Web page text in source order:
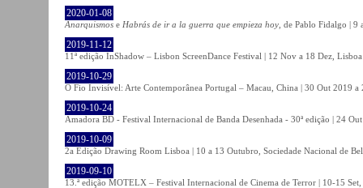
2020-01-08
Anarquismos e Habrás de ir a la guerra que empieza hoy , de Pablo Fidalgo |
2019-11-12
11ª edição InShadow – Lisbon ScreenDance Festival | 12 Nov a 18 Dez, Lisboa
2019-10-29
O Fio Invisível: Arte Contemporânea Portugal – Macau, China | 30 Out 2019
2019-10-24
Amadora BD - Festival Internacional de Banda Desenhada - 30ª edição | 24
2019-10-09
2a Edição Drawing Room Lisboa | 10 a 13 Outubro, Sociedade Nacional de
2019-09-10
13.ª edição MOTELX – Festival Internacional de Cinema de Terror | 10-15